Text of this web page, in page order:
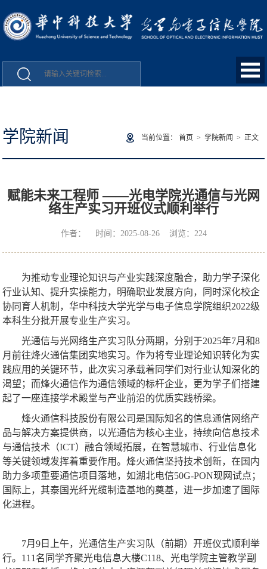
学院新闻 当前位置： 首页 > 学院新闻 > 正文
赋能未来工程师 ——光电学院光通信与光网
络生产实习开班仪式顺利举行
作者： 时间：2025-08-26 浏览： 224
为推动专业理论知识与产业实践深度融合，助力学子深化
行业认知、提升实操能力，明确职业发展方向，同时深化校企
协同育人机制，华中科技大学光学与电子信息学院组织2022级
本科生分批开展专业生产实习。
光通信与光网络生产实习队分两期，分别于2025年7月和8
月前往烽火通信集团实地实习。作为将专业理论知识转化为实
践应用的关键环节，此次实习承载着同学们对行业认知深化的
渴望；而烽火通信作为通信领域的标杆企业，更为学子们搭建
起了一座连接学术殿堂与产业前沿的优质实践桥梁。
烽火通信科技股份有限公司是国际知名的信息通信网络产
品与解决方案提供商，以光通信为核心主业，持续向信息技术
与通信技术（ICT）融合领域拓展，在智慧城市、行业信息化
等关键领域发挥着重要作用。烽火通信坚持技术创新，在国内
助力多项重要通信项目落地，如湖北电信50G-PON现网试点；
国际上，其泰国光纤光缆制造基地的奠基，进一步加速了国际
化进程。
7月9日上午，光通信生产实习队（前期）开班仪式顺利举
行。111名同学齐聚光电信息大楼C118、光电学院主管教学副